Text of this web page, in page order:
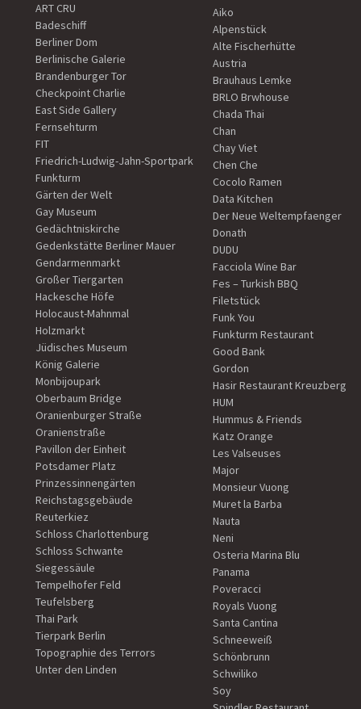
ART CRU
Badeschiff
Berliner Dom
Berlinische Galerie
Brandenburger Tor
Checkpoint Charlie
East Side Gallery
Fernsehturm
FIT
Friedrich-Ludwig-Jahn-Sportpark
Funkturm
Gärten der Welt
Gay Museum
Gedächtniskirche
Gedenkstätte Berliner Mauer
Gendarmenmarkt
Großer Tiergarten
Hackesche Höfe
Holocaust-Mahnmal
Holzmarkt
Jüdisches Museum
König Galerie
Monbijoupark
Oberbaum Bridge
Oranienburger Straße
Oranienstraße
Pavillon der Einheit
Potsdamer Platz
Prinzessinnengärten
Reichstagsgebäude
Reuterkiez
Schloss Charlottenburg
Schloss Schwante
Siegessäule
Tempelhofer Feld
Teufelsberg
Thai Park
Tierpark Berlin
Topographie des Terrors
Unter den Linden
Aiko
Alpenstück
Alte Fischerhütte
Austria
Brauhaus Lemke
BRLO Brwhouse
Chada Thai
Chan
Chay Viet
Chen Che
Cocolo Ramen
Data Kitchen
Der Neue Weltempfaenger
Donath
DUDU
Facciola Wine Bar
Fes – Turkish BBQ
Filetstück
Funk You
Funkturm Restaurant
Good Bank
Gordon
Hasir Restaurant Kreuzberg
HUM
Hummus & Friends
Katz Orange
Les Valseuses
Major
Monsieur Vuong
Muret la Barba
Nauta
Neni
Osteria Marina Blu
Panama
Poveracci
Royals Vuong
Santa Cantina
Schneeweiß
Schönbrunn
Schwiliko
Soy